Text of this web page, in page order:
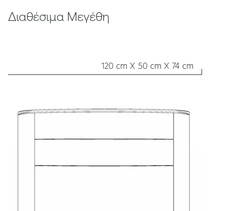
Διαθέσιμα Μεγέθη
120 cm X 50 cm X 74 cm